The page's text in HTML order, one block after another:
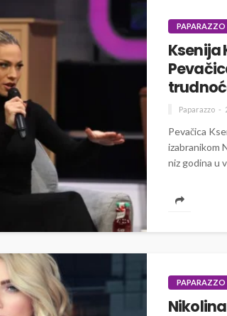
PAPARAZZO
Ksenija
Paparazzo
Pevačica
izabranikom
niz godina u
PAPARAZZO